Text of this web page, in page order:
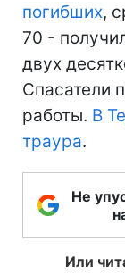
погибших,
70 -
двух
Спасатели
работы. В
траура.
Не
Или